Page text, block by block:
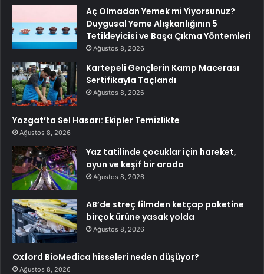
Aç Olmadan Yemek mi Yiyorsunuz?
Duygusal Yeme Alışkanlığının 5
Tetikleyicisi ve Başa Çıkma Yöntemleri
Ağustos 8, 2026
Kartepeli Gençlerin Kamp Macerası
Sertifikayla Taçlandı
Ağustos 8, 2026
Yozgat’ta Sel Hasarı: Ekipler Temizlikte
Ağustos 8, 2026
Yaz tatilinde çocuklar için hareket,
oyun ve keşif bir arada
Ağustos 8, 2026
AB’de streç filmden ketçap paketine
birçok ürüne yasak yolda
Ağustos 8, 2026
Oxford BioMedica hisseleri neden düşüyor?
Ağustos 8, 2026